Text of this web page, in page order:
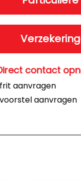
contact
aanvragen
aanvragen